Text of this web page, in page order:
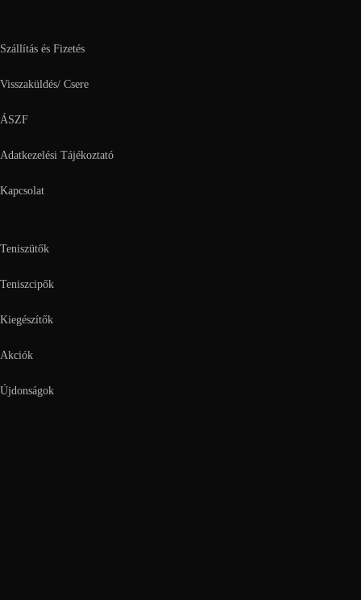
Szállítás és Fizetés
Visszaküldés/ Csere
ÁSZF
Adatkezelési Tájékoztató
Kapcsolat
Teniszütők
Teniszcipők
Kiegészítők
Akciók
Újdonságok